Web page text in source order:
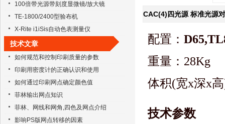
100倍带光源带刻度显微镜/放大镜
TE-1800/2400型验布机
X-Rite i1iSis自动色表测量仪
技术文章
如何规范和控制印刷质量的参数
印刷用密度计的正确认识和使用
如何通过印刷网点确定颜色值
菲林输出网点知识
菲林、网线和网角,四色及网点介绍
影响PS版网点转移的因素
CAC(4)四光源 标准光源
配置：
重量：28Kg
体积(宽x深x高
技术参数